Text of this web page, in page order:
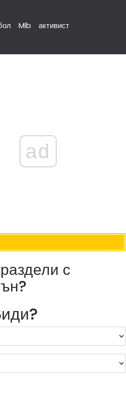
Mlb активист
ad
с